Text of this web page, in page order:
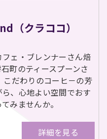
（クラココ）
ェ・ブレンナーさん焙
町のティースプーンさ
こだわりのコーヒ－の芳
、心地よい空間でおす
みませんか。
詳細を見る